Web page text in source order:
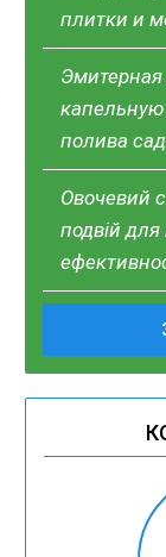
плитки и
капельную
полива
Овочевий
подвій